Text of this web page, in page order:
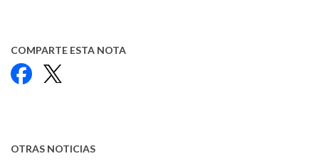
COMPARTE ESTA NOTA
Facebook
OTRAS NOTICIAS